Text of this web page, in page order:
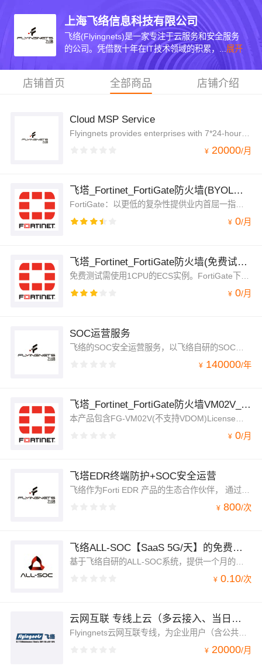
上海飞络信息科技有限公司
飞络(Flyingnets)是一家专注于云服务和安全服务
的公司。凭借数十年在IT技术领域的积累，... 展开
店铺首页 全部商品 店铺介绍
Cloud MSP Service
¥ 20000/月
飞塔_Fortinet_FortiGate防火墙(BYOL正式版)
FortiGate：以更低的复杂性提供业内首屈一指的威胁防护和性能。FortiGate下一代防火墙产品采用了专用的安全处理芯片（ASIC）并集成了自有的FortiGuard实验室的威胁情报服务，提供业界领先的安全保护功能和包括加密流量在内的超高性能。FortiGate所提供的应用、用户和网络可视化大大降低了安全的复杂度，同时提供安全评级让客户能够遵从安全最佳实践。
¥ 0/月
飞塔_Fortinet_FortiGate防火墙(免费试用版)
¥ 0/月
SOC运营服务
¥ 140000/年
飞塔_Fortinet_FortiGate防火墙VM02V_一年
本产品包含FG-VM02V(不支持VDOM)License，一年原厂7*24 FortiCare服务，项目设计搭建服务和一年7*24技术支持运维服务。
¥ 0/月
飞塔EDR终端防护+SOC安全运营
¥ 800/次
飞络ALL-SOC【SaaS 5G/天】的免费试用一个月
¥ 0.10/次
云网互联 专线上云（多云接入、当日开通、带宽弹性、全国组网）MPLS VPN/MSTP/IPRAN/OTN
¥ 20000/月